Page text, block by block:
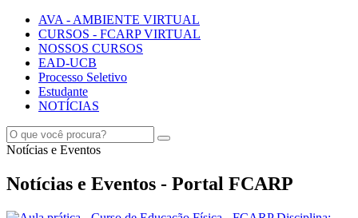
AVA - AMBIENTE VIRTUAL
CURSOS - FCARP VIRTUAL
NOSSOS CURSOS
EAD-UCB
Processo Seletivo
Estudante
NOTÍCIAS
Notícias e Eventos
Notícias e Eventos - Portal FCARP